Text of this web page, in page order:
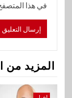
في هذا
المزيد